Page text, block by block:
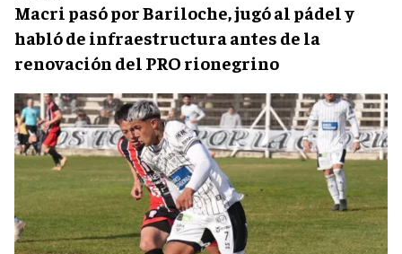
Macri pasó por Bariloche, jugó al pádel y
habló de infraestructura antes de la
renovación del PRO rionegrino